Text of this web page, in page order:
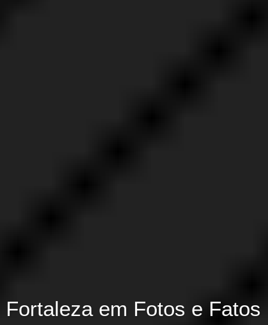
Fortaleza em Fotos e Fatos